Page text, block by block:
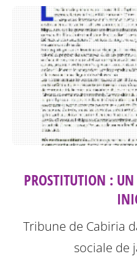
PROSTITUTION :
Tribune de Cabiria
sociale de